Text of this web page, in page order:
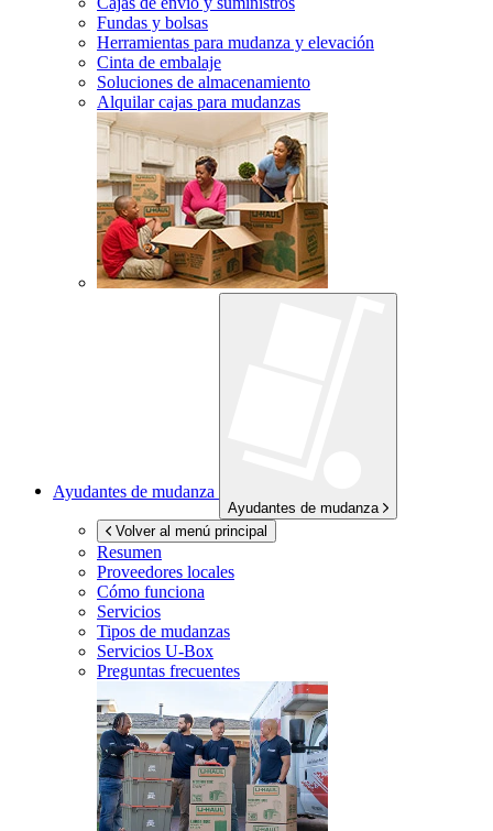
Fundas y bolsas
Herramientas para mudanza y elevación
Cinta de embalaje
Soluciones de almacenamiento
Alquilar cajas para mudanzas
Ayudantes de mudanza
Ayudantes de mudanza
Volver al menú principal
Resumen
Proveedores locales
Cómo funciona
Servicios
Tipos de mudanzas
Servicios U-Box
Preguntas frecuentes